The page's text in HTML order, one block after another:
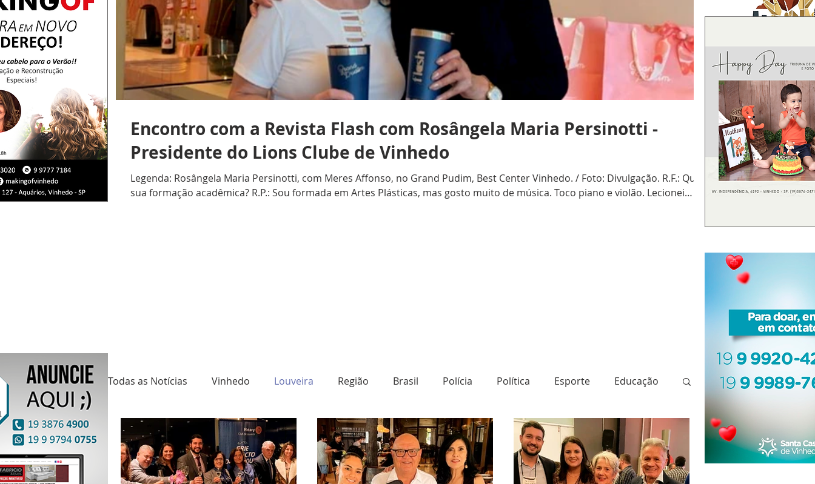
Encontro com a Revista Flash com Rosângela Maria Persinotti -
Presidente do Lions Clube de Vinhedo
Legenda: Rosângela Maria Persinotti, com Meres Affonso, no Grand Pudim, Best Center Vinhedo. / Foto: Divulgação. R.F.: Qual
sua formação acadêmica? R.P.: Sou formada em Artes Plásticas, mas gosto muito de música. Toco piano e violão. Lecionei
Todas as Notícias Vinhedo Louveira Região Brasil Polícia Política Esporte Educação
Saúde Cultura Mundo Destaque Transporte Social